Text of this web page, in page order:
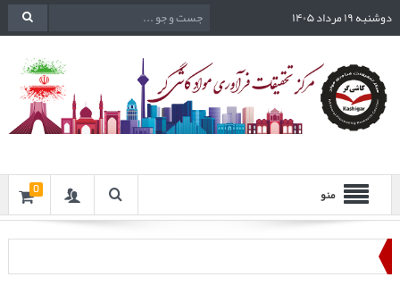
دوشنبه ۱۹ مرداد ۱۴۰۵
منو 0